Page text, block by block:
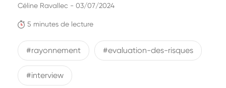
5 minutes de lecture
Céline Ravallec - 03/07/2024
#rayonnement #evaluation-des-risques
#interview